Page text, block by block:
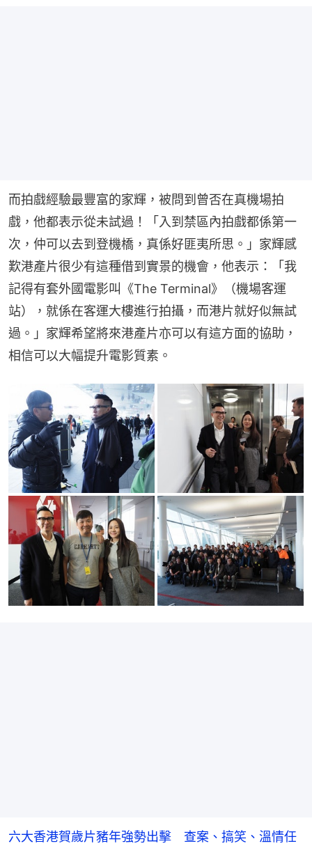
而拍戲經驗最豐富的家輝，被問到曾否在真機場拍
戲，他都表示從未試過！「入到禁區內拍戲都係第一
次，仲可以去到登機橋，真係好匪夷所思。」家輝感
歎港產片很少有這種借到實景的機會，他表示：「我
記得有套外國電影叫《The Terminal》（機場客運
站），就係在客運大樓進行拍攝，而港片就好似無試
過。」家輝希望將來港產片亦可以有這方面的協助，
相信可以大幅提升電影質素。
六大香港賀歲片豬年強勢出擊 查案、搞笑、溫情任